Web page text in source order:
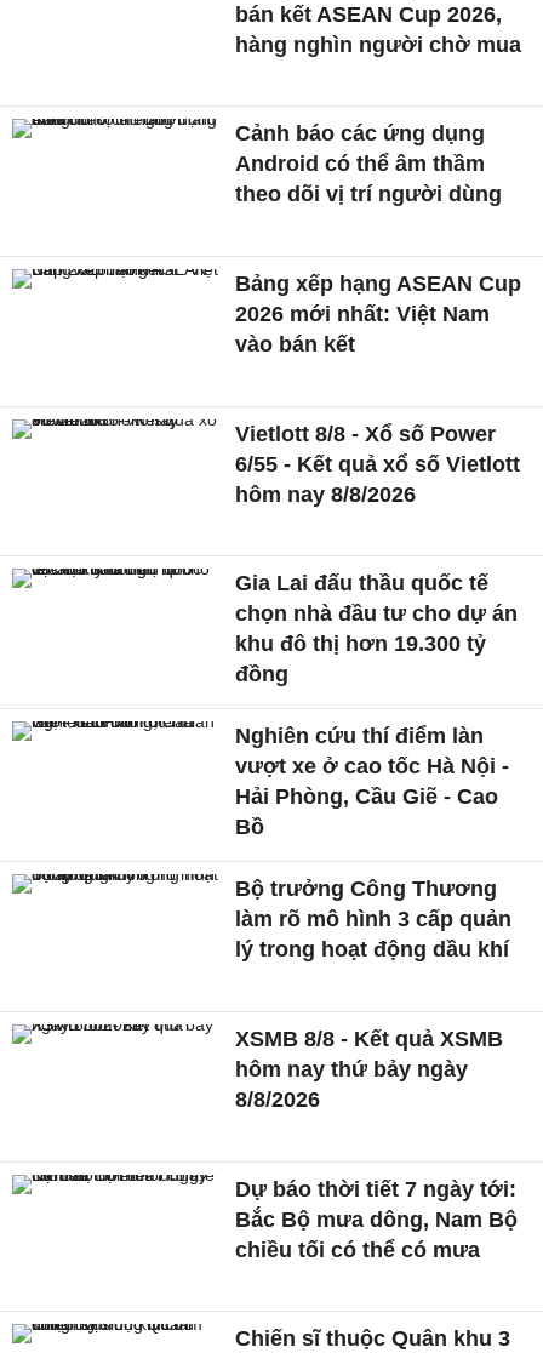
bán kết ASEAN Cup 2026,
hàng nghìn người chờ mua
Cảnh báo các ứng dụng
Android có thể âm thầm
theo dõi vị trí người dùng
Bảng xếp hạng ASEAN Cup
2026 mới nhất: Việt Nam
vào bán kết
Vietlott 8/8 - Xổ số Power
6/55 - Kết quả xổ số Vietlott
hôm nay 8/8/2026
Gia Lai đấu thầu quốc tế
chọn nhà đầu tư cho dự án
khu đô thị hơn 19.300 tỷ
đồng
Nghiên cứu thí điểm làn
vượt xe ở cao tốc Hà Nội -
Hải Phòng, Cầu Giẽ - Cao
Bồ
Bộ trưởng Công Thương
làm rõ mô hình 3 cấp quản
lý trong hoạt động dầu khí
XSMB 8/8 - Kết quả XSMB
hôm nay thứ bảy ngày
8/8/2026
Dự báo thời tiết 7 ngày tới:
Bắc Bộ mưa dông, Nam Bộ
chiều tối có thể có mưa
Chiến sĩ thuộc Quân khu 3